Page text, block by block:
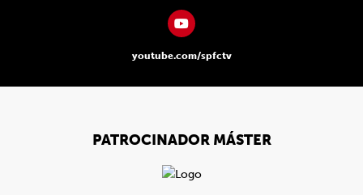
youtube.com/spfctv
PATROCINADOR MÁSTER